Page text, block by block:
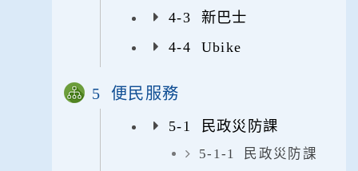
4-3 新巴士
4-4 Ubike
5 便民服務
5-1 民政災防課
5-1-1 民政災防課